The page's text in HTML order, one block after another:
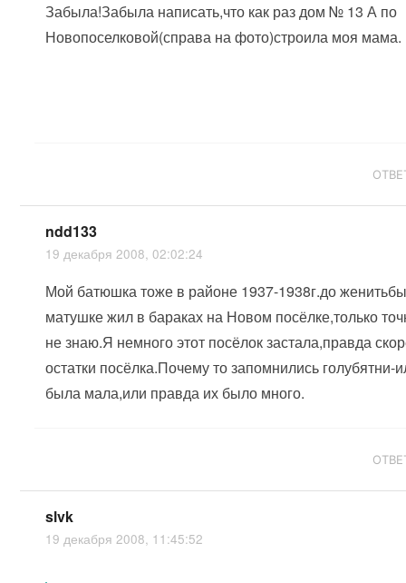
Забыла!Забыла написать,что как раз дом № 13 А по
Новопоселковой(справа на фото)строила моя мама.
ndd133
19 декабря 2008, 02:02:24
Мой батюшка тоже в районе 1937-1938г.до
матушке жил в бараках на Новом посёлке,только
не знаю.Я немного этот посёлок застала,правда
остатки посёлка.Почему то запомнились голубятни-
была мала,или правда их было много.
slvk
19 декабря 2008, 11:45:52